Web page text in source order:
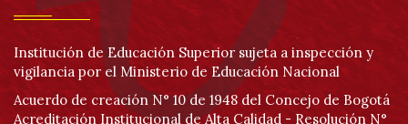
Institución de Educación Superior sujeta a inspección y
vigilancia por el Ministerio de Educación Nacional
Acuerdo de creación N° 10 de 1948 del Concejo de Bogotá
Acreditación Institucional de Alta Calidad - Resolución N°